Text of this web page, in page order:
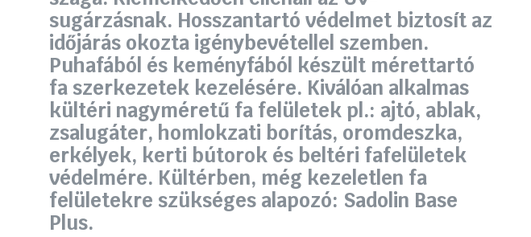
sugárzásnak. Hosszantartó védelmet biztosít az
időjárás okozta igénybevétellel szemben.
Puhafából és keményfából készült mérettartó
fa szerkezetek kezelésére. Kiválóan alkalmas
kültéri nagyméretű fa felületek pl.: ajtó, ablak,
zsalugáter, homlokzati borítás, oromdeszka,
erkélyek, kerti bútorok és beltéri fafelületek
védelmére. Kültérben, még kezeletlen fa
felületekre szükséges alapozó: Sadolin Base
Plus.